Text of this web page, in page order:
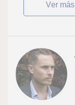
ver más